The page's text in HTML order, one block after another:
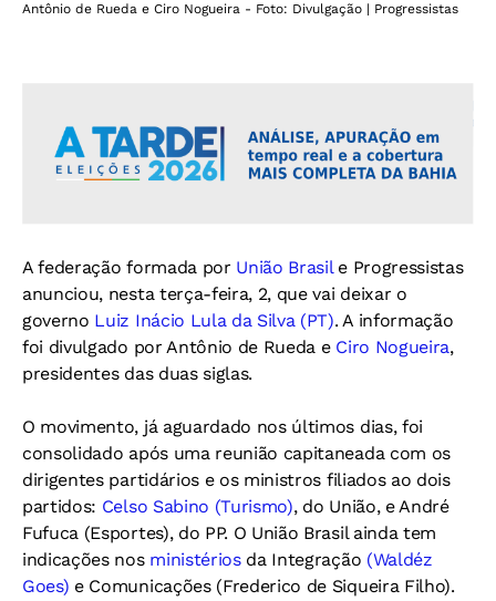
Antônio de Rueda e Ciro Nogueira - Foto: Divulgação | Progressistas
A federação formada por União Brasile Progressistas
anunciou, nesta terça-feira, 2, que vai deixar o
governo Luiz Inácio Lula da Silva (PT). A informação
foi divulgado por Antônio de Rueda e Ciro Nogueira,
presidentes das duas siglas.
O movimento, já aguardado nos últimos dias, foi
consolidado após uma reunião capitaneada com os
dirigentes partidários e os ministros filiados ao dois
partidos: Celso Sabino (Turismo), do União, e André
Fufuca (Esportes), do PP. O União Brasil ainda tem
indicações nos ministériosda Integração (Waldéz
Goes) e Comunicações (Frederico de Siqueira Filho).